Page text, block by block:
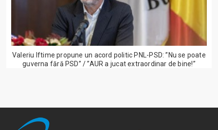
Valeriu Iftime propune un acord politic PNL-PSD: ”Nu se poate
guverna fără PSD” / ”AUR a jucat extraordinar de bine!”